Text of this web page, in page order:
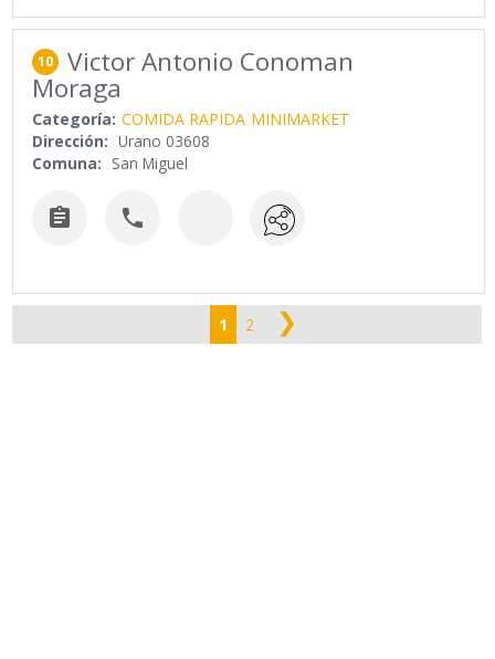
10 Victor Antonio Conoman
Moraga
Categoría: COMIDA RAPIDA MINIMARKET
Dirección: Urano 03608
Comuna: San Miguel
 
1 2 ❯